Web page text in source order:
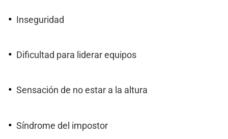
Inseguridad
Dificultad para liderar equipos
Sensación de no estar a la altura
Síndrome del impostor